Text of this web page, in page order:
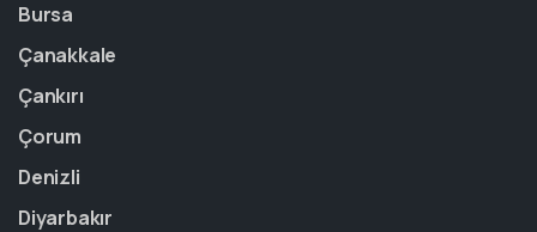
Bursa
Çanakkale
Çankırı
Çorum
Denizli
Diyarbakır